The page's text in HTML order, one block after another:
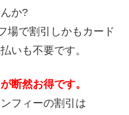
か?
場で割引しかもカード
いも不要です。
断然お得です。
フィーの割引は